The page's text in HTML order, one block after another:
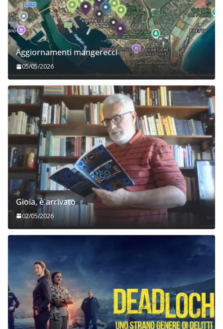
Aggiornamenti mangerecci
05/05/2026
Gioia, è arrivato
02/05/2026